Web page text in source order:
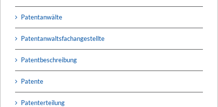
Patentanwälte
Patentanwaltsfachangestellte
Patentbeschreibung
Patente
Patenterteilung